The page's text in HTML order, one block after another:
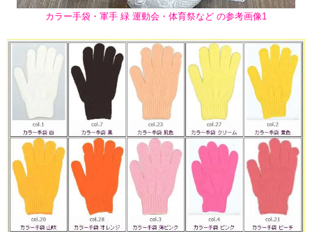
カラー手袋・軍手 緑 運動会・体育祭など の参考画像1